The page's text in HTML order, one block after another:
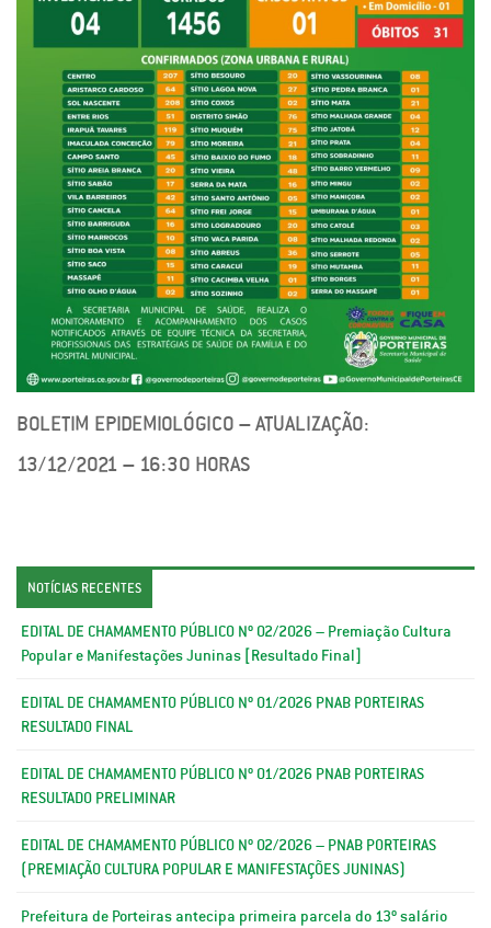
BOLETIM EPIDEMIOLÓGICO – ATUALIZAÇÃO:
13/12/2021 – 16:30 HORAS
NOTÍCIAS RECENTES
EDITAL DE CHAMAMENTO PÚBLICO Nº 02/2026 – Premiação Cultura
Popular e Manifestações Juninas [Resultado Final]
EDITAL DE CHAMAMENTO PÚBLICO Nº 01/2026 PNAB PORTEIRAS
RESULTADO FINAL
EDITAL DE CHAMAMENTO PÚBLICO Nº 01/2026 PNAB PORTEIRAS
RESULTADO PRELIMINAR
EDITAL DE CHAMAMENTO PÚBLICO Nº 02/2026 – PNAB PORTEIRAS
(PREMIAÇÃO CULTURA POPULAR E MANIFESTAÇÕES JUNINAS)
Prefeitura de Porteiras antecipa primeira parcela do 13º salário